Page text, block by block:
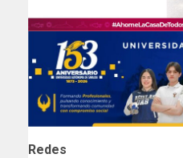
Redes